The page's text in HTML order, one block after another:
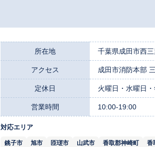
所在地 千葉県成田市西
アクセス 成田市消防本部
定休日 火曜日・水曜日
営業時間 10:00-19:00
対応エリア
銚子市 旭市 匝瑳市 山武市 香取郡神崎町 香